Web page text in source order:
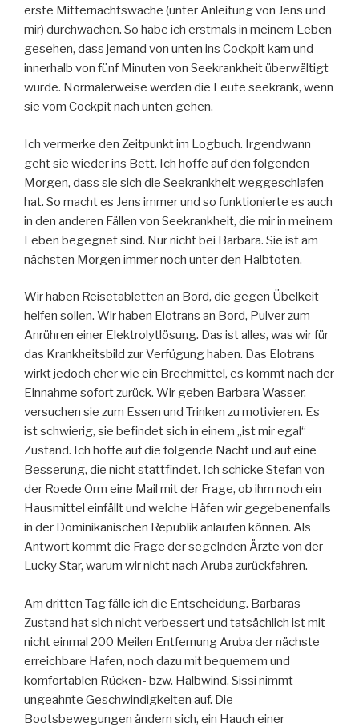
erste Mitternachtswache (unter Anleitung von Jens und
mir) durchwachen. So habe ich erstmals in meinem Leben
gesehen, dass jemand von unten ins Cockpit kam und
innerhalb von fünf Minuten von Seekrankheit überwältigt
wurde. Normalerweise werden die Leute seekrank, wenn
sie vom Cockpit nach unten gehen.
Ich vermerke den Zeitpunkt im Logbuch. Irgendwann
geht sie wieder ins Bett. Ich hoffe auf den folgenden
Morgen, dass sie sich die Seekrankheit weggeschlafen
hat. So macht es Jens immer und so funktionierte es auch
in den anderen Fällen von Seekrankheit, die mir in meinem
Leben begegnet sind. Nur nicht bei Barbara. Sie ist am
nächsten Morgen immer noch unter den Halbtoten.
Wir haben Reisetabletten an Bord, die gegen Übelkeit
helfen sollen. Wir haben Elotrans an Bord, Pulver zum
Anrühren einer Elektrolytlösung. Das ist alles, was wir für
das Krankheitsbild zur Verfügung haben. Das Elotrans
wirkt jedoch eher wie ein Brechmittel, es kommt nach der
Einnahme sofort zurück. Wir geben Barbara Wasser,
versuchen sie zum Essen und Trinken zu motivieren. Es
ist schwierig, sie befindet sich in einem „ist mir egal“
Zustand. Ich hoffe auf die folgende Nacht und auf eine
Besserung, die nicht stattfindet. Ich schicke Stefan von
der Roede Orm eine Mail mit der Frage, ob ihm noch ein
Hausmittel einfällt und welche Häfen wir gegebenenfalls
in der Dominikanischen Republik anlaufen können. Als
Antwort kommt die Frage der segelnden Ärzte von der
Lucky Star, warum wir nicht nach Aruba zurückfahren.
Am dritten Tag fälle ich die Entscheidung. Barbaras
Zustand hat sich nicht verbessert und tatsächlich ist mit
nicht einmal 200 Meilen Entfernung Aruba der nächste
erreichbare Hafen, noch dazu mit bequemem und
komfortablen Rücken- bzw. Halbwind. Sissi nimmt
ungeahnte Geschwindigkeiten auf. Die
Bootsbewegungen ändern sich, ein Hauch einer